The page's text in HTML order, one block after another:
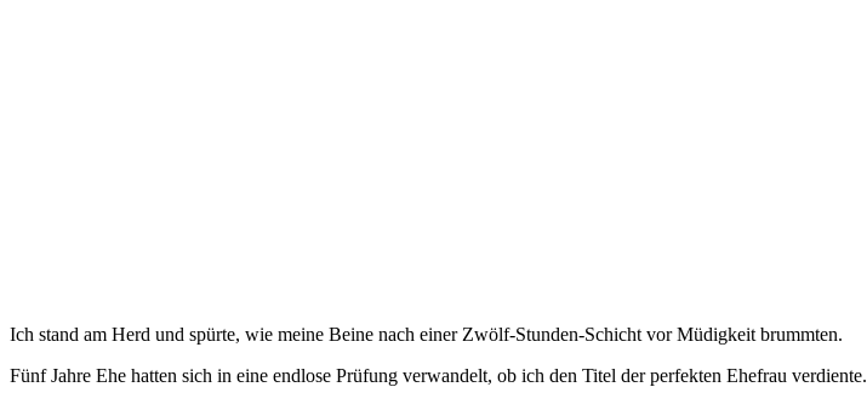
Ich stand am Herd und spürte, wie meine Beine nach einer Zwölf-Stunden-Schicht vor Müdigkeit brummten.
Fünf Jahre Ehe hatten sich in eine endlose Prüfung verwandelt, ob ich den Titel der perfekten Ehefrau verdiente.